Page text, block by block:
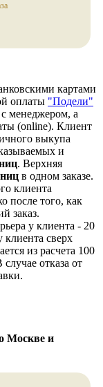
картами
оплаты "Подели"
менеджером, а
(online). Клиент
выкупа
и
. Верхняя
в одном заказе.
клиента
после того, как
заказ.
у клиента - 20
сверх
из расчета 100
отказа от
Москве и